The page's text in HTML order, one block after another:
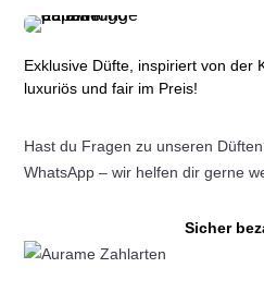
Exklusive Düfte, inspiriert von der
luxuriös und fair im Preis!
Hast du Fragen zu unseren
WhatsApp – wir helfen dir gerne
Sicher